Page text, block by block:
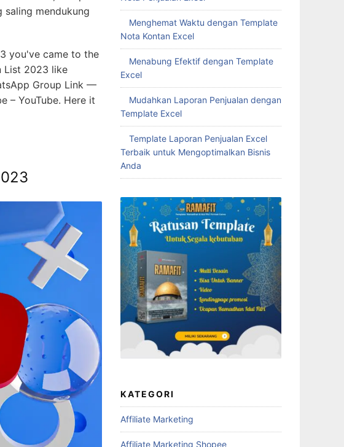
saling mendukung
you've came to the
List 2023 like
Group Link —
– YouTube. Here it
Menghemat Waktu dengan Template
Nota Kontan Excel
Menabung Efektif dengan Template
Excel
Mudahkan Laporan Penjualan dengan
Template Excel
Template Laporan Penjualan Excel
Terbaik untuk Mengoptimalkan Bisnis
Anda
KATEGORI
Affiliate Marketing
Affiliate Marketing Shopee